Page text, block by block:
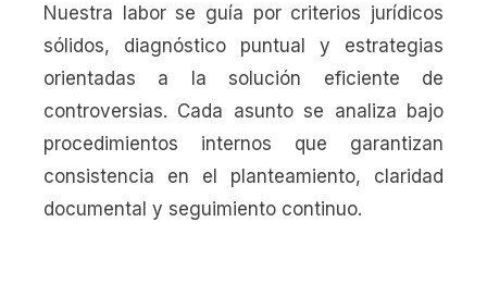
Nuestra labor se guía por criterios jurídicos
sólidos, diagnóstico puntual y estrategias
orientadas a la solución eficiente de
controversias. Cada asunto se analiza bajo
procedimientos internos que garantizan
consistencia en el planteamiento, claridad
documental y seguimiento continuo.